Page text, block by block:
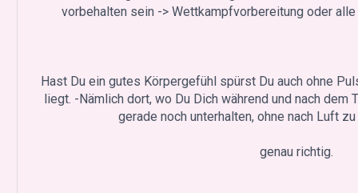
vorbehalten sein -> Wettkampfvorbereitung oder alle
Hast Du ein gutes Körpergefühl spürst Du auch ohne
liegt. -Nämlich dort, wo Du Dich während und nach dem
gerade noch unterhalten, ohne nach Luft
genau richtig.